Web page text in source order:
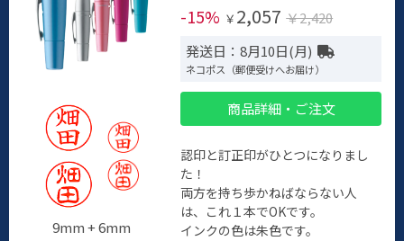
9mm + 6mm
-15% ￥ 2,057 ￥2,420
発送日：8月10日(月)
ネコポス（郵便受けへお届け）
商品詳細・ご注文
認印と訂正印がひとつになりまし
た！
両方を持ち歩かねばならない人
は、これ１本でOKです。
インクの色は朱色です。